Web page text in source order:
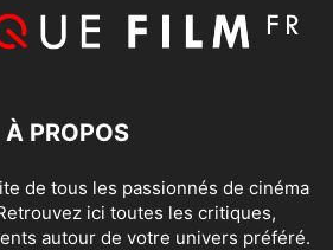
À PROPOS
de tous les passionnés de cinéma
ici toutes les critiques,
autour de votre univers préféré.